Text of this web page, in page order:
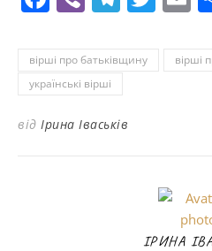
вірші про батьківщину
вірші
українські вірші
від Ірина Іваськів
ІРИНА